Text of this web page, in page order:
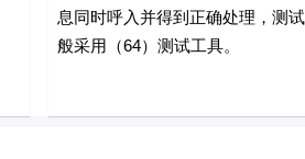
息同时呼入并得到正确处理，测
般采用（64）测试工具。